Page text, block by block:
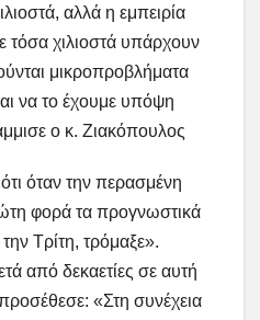
αλλά η εμπειρία
τόσα χιλιοστά υπάρχουν
μικροπροβλήματα
να το έχουμε υπόψη
ο κ. Ζιακόπουλος
όταν την περασμένη
φορά τα προγνωστικά
την Τρίτη, τρόμαξε».
από δεκαετίες σε αυτή
«Στη συνέχεια